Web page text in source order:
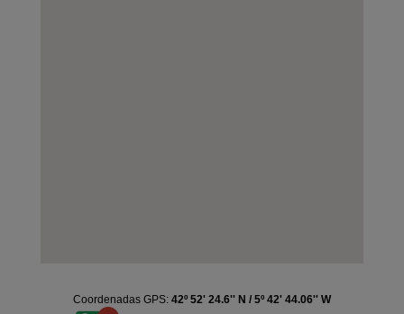
Coordenadas GPS: 42º 52' 24.6'' N / 5º 42' 44.06'' W